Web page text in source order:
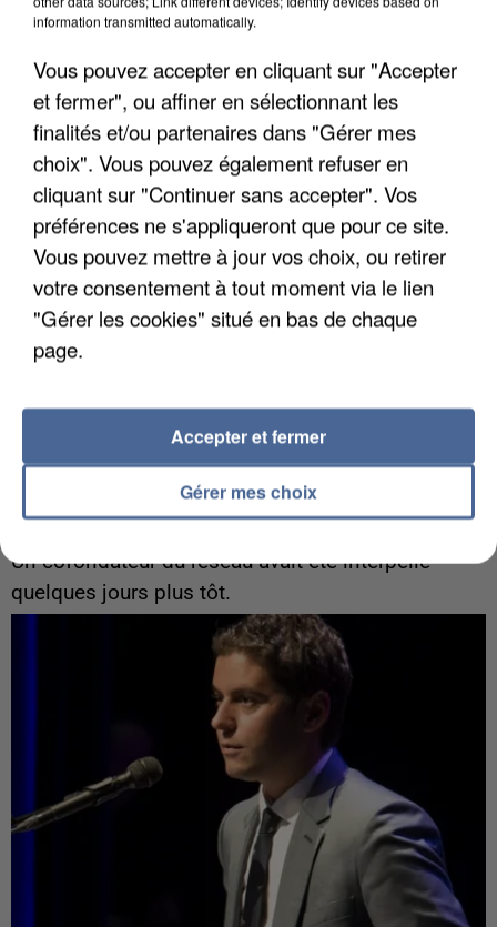
Intermarché après une...
concernées.
Un second cadre de la DZ Mafia interpellé en
Un cofondateur du réseau avait été interpellé
quelques jours plus tôt.
information transmitted automatically.
Vous pouvez accepter en cliquant sur "Accepter
et fermer", ou affiner en sélectionnant les
finalités et/ou partenaires dans "Gérer mes
choix". Vous pouvez également refuser en
cliquant sur "Continuer sans accepter". Vos
préférences ne s'appliqueront que pour ce site.
Vous pouvez mettre à jour vos choix, ou retirer
votre consentement à tout moment via le lien
"Gérer les cookies" situé en bas de chaque
page.
Gérer mes choix
Accepter et fermer